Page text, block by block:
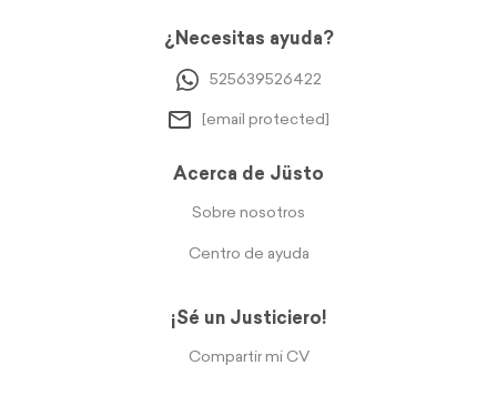
¿Necesitas ayuda?
525639526422
[email protected]
Acerca de Jüsto
Sobre nosotros
Centro de ayuda
¡Sé un Justiciero!
Compartir mi CV